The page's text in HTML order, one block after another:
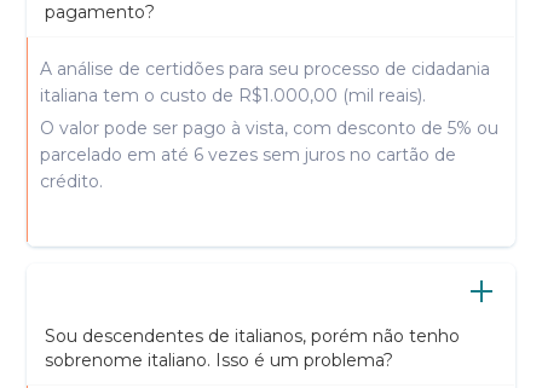
pagamento?
A análise de certidões para seu processo de cidadania
italiana tem o custo de R$1.000,00 (mil reais).
O valor pode ser pago à vista, com desconto de 5% ou
parcelado em até 6 vezes sem juros no cartão de
crédito.
Sou descendentes de italianos, porém não tenho
sobrenome italiano. Isso é um problema?